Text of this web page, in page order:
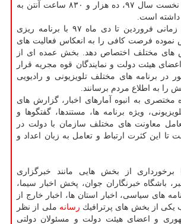
است كه در ۱۰ ماه نخست سال ۹۷، ده هزار و ۸۳۰ ساعت آنتن به
داشته است.
رسانه ملی در بازه زمانی فروردین تا دی ماه ۹۷ با برنامه ریزی
نموده فرصت كافی را به انعكاس فعالیت های
های مختلف اختصاص دهد. بخش عمده ای از
اعضای هیئت دولت و نمایندگان قوه مجریه قرار
برنامه های مختلف تلویزیونی و رادیویی
به اطلاع مردم برسانند.
مختصری به انبوه آمارهای اخبار، گزارش های
ویژه برنامه ها، مستندها، گفتگوها و
معاونت های مختلف سازمان با دولت در
شده است تا این كثرت ارتباط و تعامل به زبان اعداد و
از بخش هایی مانند خبرگزاری
باشگاه خبرنگاران جوان، پخش اخبار سیما،
های سیاسی، اخبار استان ها، اخبار خارج از
یكی از بخش های پرترافیك رسانه ملی از نظر
و اعضای هیئت دولت و مسئولان دولتی